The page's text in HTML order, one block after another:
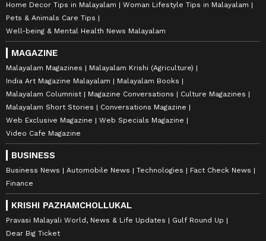
Home Decor Tips in Malayalam
Woman Lifestyle Tips in Malayalam
Pets & Animals Care Tips
Well-being & Mental Health News Malayalam
MAGAZINE
Malayalam Magazines
Malayalam Krishi (Agriculture)
India Art Magazine Malayalam
Malayalam Books
Malayalam Columnist
Magazine Conversations
Culture Magazines
Malayalam Short Stories
Conversations Magazine
Web Exclusive Magazine
Web Specials Magazine
Video Cafe Magazine
BUSINESS
Business News Automobile News Technologies
Fact Check News
Finance
KRISHI PAZHAMCHOLLUKAL
Pravasi Malayali World, News & Life Updates
Gulf Round Up
Dear Big Ticket